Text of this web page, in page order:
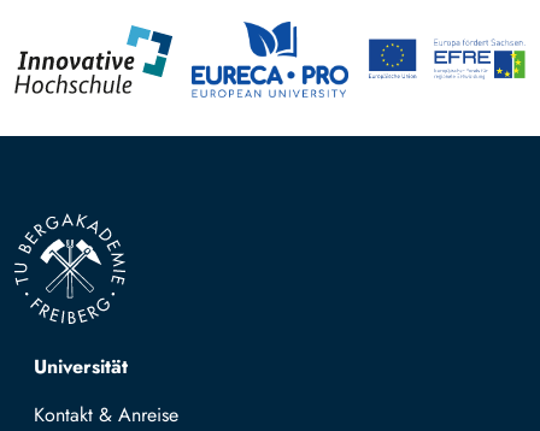
Top navigation
Universität
Kontakt & Anreise